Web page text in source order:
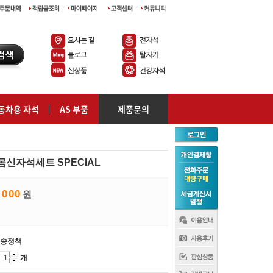
차용 자석 AS 부품 제품문의
신자석세트 SPECIAL
원
정책
개